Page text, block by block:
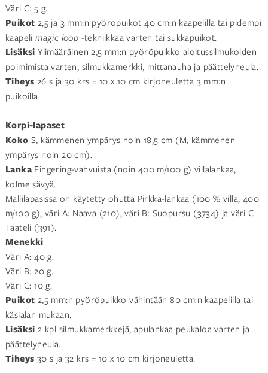
Väri C: 5 g.
Puikot 2,5 ja 3 mm:n pyöröpuikot 40 cm:n kaapelilla tai pidempi
kaapelimagic loop -tekniikkaa varten tai sukkapuikot.
Lisäksi Ylimääräinen 2,5 mm:n pyöröpuikko aloitussilmukoiden
poimimista varten, silmukkamerkki, mittanauha ja päättelyneula.
Tiheys 26 s ja 30 krs = 10 x 10 cm kirjoneuletta 3 mm:n
puikoilla.
Korpi-lapaset
Koko S, kämmenen ympärys noin 18,5 cm (M, kämmenen
ympärys noin 20 cm).
LankaFingering-vahvuista (noin 400 m/100 g) villalankaa,
kolme sävyä.
Mallilapasissa on käytetty ohutta Pirkka-lankaa (100 % villa, 400
m/100 g), väri A: Naava (210), väri B: Suopursu (3734) ja väri C:
Taateli (391).
Menekki
Väri A: 40 g.
Väri B: 20 g.
Väri C: 10 g.
Puikot 2,5 mm:n pyöröpuikko vähintään 80 cm:n kaapelilla tai
käsialan mukaan.
Lisäksi 2 kpl silmukkamerkkejä, apulankaa peukaloa varten ja
päättelyneula.
Tiheys 30 s ja 32 krs = 10 x 10 cm kirjoneuletta.